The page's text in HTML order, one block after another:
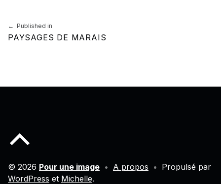
Navigation de l’article
Published in
PAYSAGES DE MARAIS
© 2026 Pour une image • A propos • Propulsé par
WordPress et Michelle.